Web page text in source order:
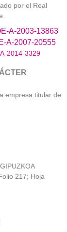
por el Real
A-2003-13863
A-2007-20555
2014-3329
empresa titular de
217; Hoja